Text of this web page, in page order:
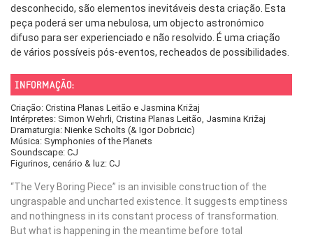
desconhecido, são elementos inevitáveis desta criação. Esta
peça poderá ser uma nebulosa, um objecto astronómico
difuso para ser experienciado e não resolvido. É uma criação
de vários possíveis pós-eventos, recheados de possibilidades.
INFORMAÇÃO:
Criação: Cristina Planas Leitão e Jasmina Križaj
Intérpretes: Simon Wehrli, Cristina Planas Leitão, Jasmina Križaj
Dramaturgia: Nienke Scholts (& Igor Dobricic)
Música: Symphonies of the Planets
Soundscape: CJ
Figurinos, cenário & luz: CJ
“The Very Boring Piece” is an invisible construction of the
ungraspable and uncharted existence. It suggests emptiness
and nothingness in its constant process of transformation.
But what is happening in the meantime before total